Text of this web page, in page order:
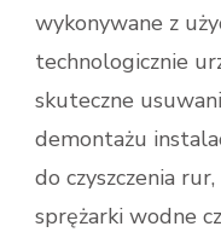
wykonywane z
technologicznie
skuteczne
demontażu
do czyszczenia
sprężarki wodne